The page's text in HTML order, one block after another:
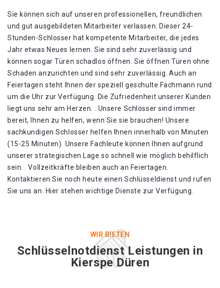
Sie können sich auf unseren professionellen, freundlichen
und gut ausgebildeten Mitarbeiter verlassen. Dieser 24-
Stunden-Schlosser hat kompetente Mitarbeiter, die jedes
Jahr etwas Neues lernen. Sie sind sehr zuverlässig und
können sogar Türen schadlos öffnen. Sie öffnen Türen ohne
Schaden anzurichten und sind sehr zuverlässig. Auch an
Feiertagen steht Ihnen der speziell geschulte Fachmann rund
um die Uhr zur Verfügung. Die Zufriedenheit unserer Kunden
liegt uns sehr am Herzen. . Unsere Schlosser sind immer
bereit, Ihnen zu helfen, wenn Sie sie brauchen! Unsere
sachkundigen Schlosser helfen Ihnen innerhalb von Minuten
(15-25 Minuten). Unsere Fachleute können Ihnen aufgrund
unserer strategischen Lage so schnell wie möglich behilflich
sein. . Vollzeitkräfte bleiben auch an Feiertagen.
Kontaktieren Sie noch heute einen Schlüsseldienst und rufen
Sie uns an. Hier stehen wichtige Dienste zur Verfügung.
WIR BIETEN
Schlüsselnotdienst Leistungen in
Kierspe Düren